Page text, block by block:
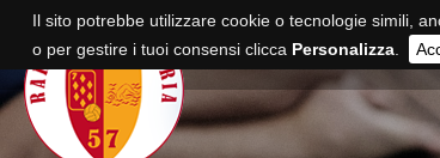
Il sito potrebbe utilizzare cookie o tecnologie simili,
o per gestire i tuoi consensi clicca Personalizza.